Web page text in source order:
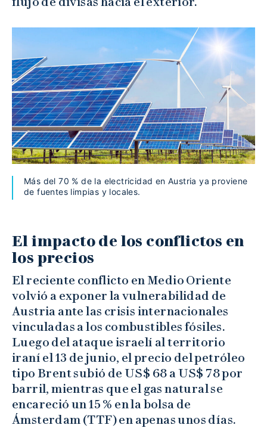
Más del 70 % de la electricidad en Austria ya proviene
de fuentes limpias y locales.
El impacto de los conflictos en
los precios
El reciente conflicto en Medio Oriente
volvió a exponer la vulnerabilidad de
Austria ante las crisis internacionales
vinculadas a los combustibles fósiles.
Luego del ataque israelí al territorio
iraní el 13 de junio, el precio del petróleo
tipo Brent subió de US$ 68 a US$ 78 por
barril, mientras que el gas natural se
encareció un 15 % en la bolsa de
Ámsterdam (TTF) en apenas unos días.